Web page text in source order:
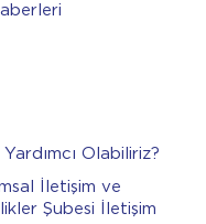
Yardımcı Olabiliriz?
İletişim ve
Şubesi İletişim